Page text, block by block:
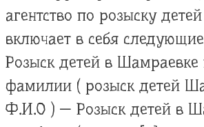
агентство по розыску
включает в себя
Розыск детей в
фамилии ( розыск детей
Ф.И.О ) — Розыск детей в